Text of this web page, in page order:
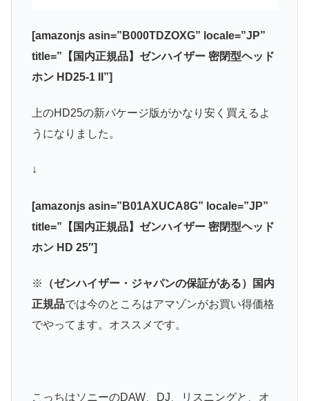
[amazonjs asin=”B000TDZOXG” locale=”JP”
title=”【国内正規品】ゼンハイザー 密閉型ヘッド
ホン HD25-1 II”]
上のHD25の新パケージ版がかなり安く買えるよ
うになりました。
↓
[amazonjs asin=”B01AXUCA8G” locale=”JP”
title=”【国内正規品】ゼンハイザー 密閉型ヘッド
ホン HD 25″]
※
（ゼンハイザー・ジャパンの保証がある）国内
正規品では今のところはアマゾンがお買い得価格
でやってます。オススメです。
こっちはソニーのDAW、DJ、リスニングと、オ